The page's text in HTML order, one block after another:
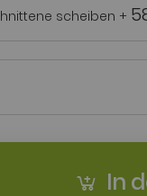
scheiben +
In